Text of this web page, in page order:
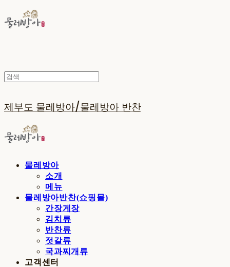
제부도 물레방아/물레방아 반찬
물레방아
소개
메뉴
물레방아반찬(쇼핑몰)
간장게장
김치류
반찬류
젓갈류
국과찌개류
고객센터